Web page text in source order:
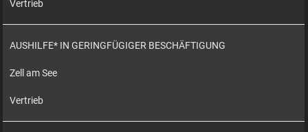
Vertrieb
AUSHILFE* IN GERINGFÜGIGER BESCHÄFTIGUNG
Zell am See
Vertrieb